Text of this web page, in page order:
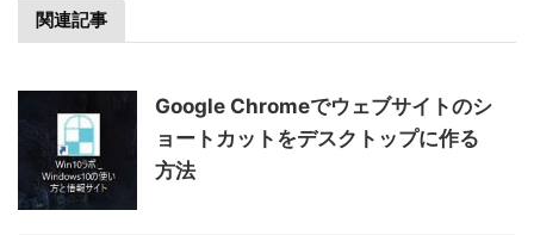
関連記事
Google Chromeでウェブサイトのシ
ョートカットをデスクトップに作る
方法